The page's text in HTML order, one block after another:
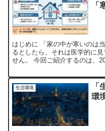
「
はじめに 「家の中が寒いのは
るとしたら、それは医学的に
せん。 今回ご紹介するのは、
生活環境
環